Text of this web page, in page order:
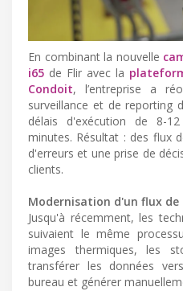
En combinant la nouvelle
i65 de Flir avec la
Condoit, l’entreprise a
surveillance et de reporting
délais d'exécution de 8-
minutes. Résultat : des flux
d'erreurs et une prise de
clients.
Modernisation d'un flux
Jusqu'à récemment, les
suivaient le même
images thermiques, les
transférer les données
bureau et générer